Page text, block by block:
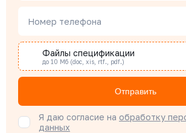
Специалист отдела снабжения
Бондарюк Евгения
Специалист отдела продаж
Номер телефона
Файлы спецификации
до 10 Мб (doc, xis, rtf., pdf.)
Отправить
Я даю согласие на обработку
данных